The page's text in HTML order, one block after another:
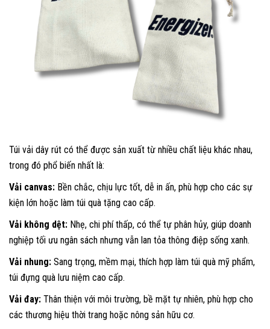
Túi vải dây rút có thể được sản xuất từ nhiều chất liệu khác nhau,
trong đó phổ biến nhất là:
Vải canvas: Bền chắc, chịu lực tốt, dễ in ấn, phù hợp cho các sự
kiện lớn hoặc làm túi quà tặng cao cấp.
Vải không dệt: Nhẹ, chi phí thấp, có thể tự phân hủy, giúp doanh
nghiệp tối ưu ngân sách nhưng vẫn lan tỏa thông điệp sống xanh.
Vải nhung: Sang trọng, mềm mại, thích hợp làm túi quà mỹ phẩm,
túi đựng quà lưu niệm cao cấp.
Vải đay: Thân thiện với môi trường, bề mặt tự nhiên, phù hợp cho
các thương hiệu thời trang hoặc nông sản hữu cơ.